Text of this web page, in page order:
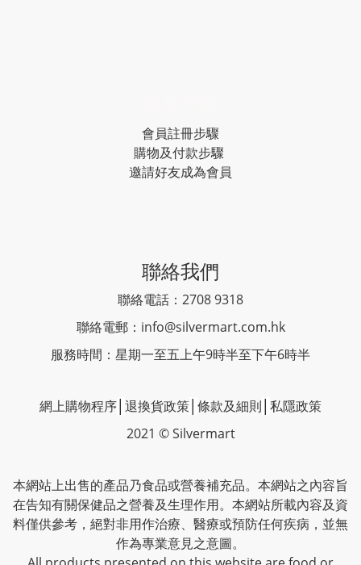
會員註冊步驟
購物及付款步驟
邀請好友成為會員
聯絡我們
聯絡電話：2708 9318
聯絡電郵： info@silvermart.com.hk
服務時間：星期一至五上午9時半至下午6時半
網上購物程序 退換貨政策 條款及細則 私隱政策
2021 © Silvermart
本網站上出售的產品乃食品或營養補充品。本網站之內容旨
在告知有關保健品之營養及生理作用。本網站所載內容及資
料僅供參考，絕對非用作治療、醫療或預防任何疾病，並無
作為專業意見之意圖。